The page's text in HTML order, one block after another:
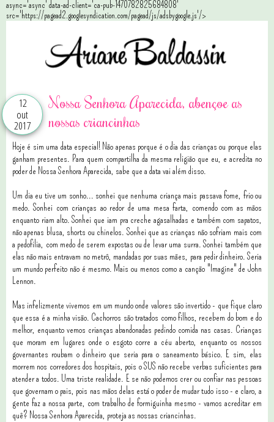
async='async' data-ad-client='ca-pub-1470782825684808'
src='https://pagead2.googlesyndication.com/pagead/js/adsbygoogle.js'/>
12
out
2017
Nossa Senhora Aparecida, abençoe as
nossas criancinhas
Hoje é sim uma data especial! Não apenas porque é o dia das crianças ou porque elas
ganham presentes. Para quem compartilha da mesma religião que eu, e acredita no
poder de Nossa Senhora Aparecida, sabe que a data vai além disso.
Um dia eu tive um sonho... sonhei que nenhuma criança mais passava fome, frio ou
medo. Sonhei com crianças ao redor de uma mesa farta, comendo com as mãos
enquanto riam alto. Sonhei que iam pra creche agasalhadas e também com sapatos,
não apenas blusa, shorts ou chinelos. Sonhei que as crianças não sofriam mais com
a pedofilia, com medo de serem expostas ou de levar uma surra. Sonhei também que
elas não mais entravam no metrô, mandadas por suas mães, para pedir dinheiro. Seria
um mundo perfeito não é mesmo. Mais ou menos como a canção "Imagine" de John
Lennon.
Mas infelizmente vivemos em um mundo onde valores são invertido - que fique claro
que essa é a minha visão. Cachorros são tratados como filhos, recebem do bom e do
melhor, enquanto vemos crianças abandonadas pedindo comida nas casas. Crianças
que moram em lugares onde o esgoto corre a céu aberto, enquanto os nossos
governantes roubam o dinheiro que seria para o saneamento básico. E sim, elas
morrem nos corredores dos hospitais, pois o SUS não recebe verbas suficientes para
atender a todos. Uma triste realidade. E se não podemos crer ou confiar nas pessoas
que governam o pais, pois nas mãos delas está o poder de mudar tudo isso - e claro, a
gente faz a nossa parte, com trabalho de formiguinha mesmo - vamos acreditar em
quê? Nossa Senhora Aparecida, proteja as nossas criancinhas.